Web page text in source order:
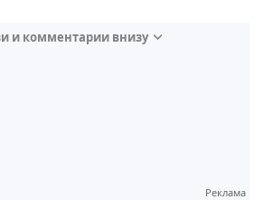
и комментарии внизу
Реклама